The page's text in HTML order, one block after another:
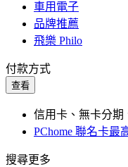
車用電子
品牌推薦
飛樂 Philo
付款方式
查看
信用卡、無卡分期
PChome 聯名卡最
搜尋更多